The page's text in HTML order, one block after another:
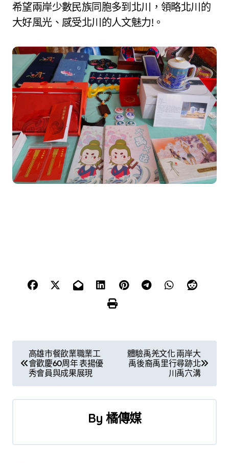
希望兩岸少數民族同胞多到北川，領略北川的
大好風光、感受北川的人文魅力!。
章
導
高雄市餐飲業職業工
會歡慶60周年 表揚優
秀會員與成果展現
體驗禹羌文化 兩岸大
禹後裔禹里行尋跡北
川禹穴溝
By 橘傳媒